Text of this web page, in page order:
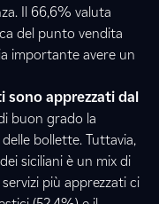
Il 66,6% valuta
del punto vendita
importante avere un
sono apprezzati dal
buon grado la
bollette. Tuttavia,
siciliani è un mix di
più apprezzati ci